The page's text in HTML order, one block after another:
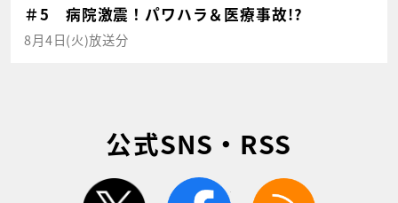
＃5 病院激震！パワハラ＆医療事故!?
8月4日(火)放送分
公式SNS・RSS
twitter facebook